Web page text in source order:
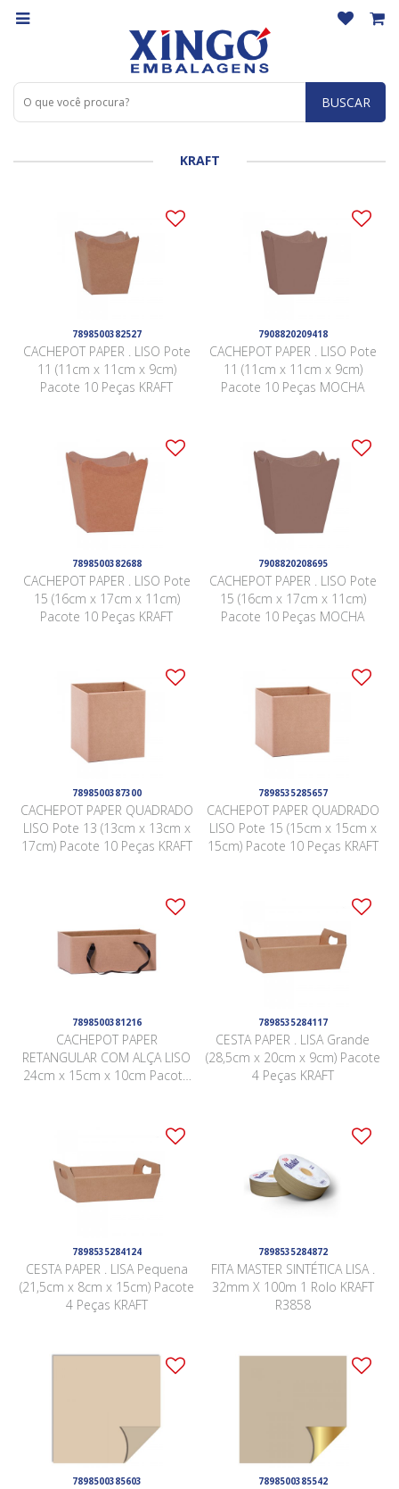
BUSCAR
KRAFT
7898500382527
CACHEPOT PAPER . LISO Pote
11 (11cm x 11cm x 9cm)
Pacote 10 Peças KRAFT
7908820209418
CACHEPOT PAPER . LISO Pote
11 (11cm x 11cm x 9cm)
Pacote 10 Peças MOCHA
7898500382688
CACHEPOT PAPER . LISO Pote
15 (16cm x 17cm x 11cm)
Pacote 10 Peças KRAFT
7908820208695
CACHEPOT PAPER . LISO Pote
15 (16cm x 17cm x 11cm)
Pacote 10 Peças MOCHA
7898500387300
CACHEPOT PAPER QUADRADO
LISO Pote 13 (13cm x 13cm x
17cm) Pacote 10 Peças KRAFT
7898535285657
CACHEPOT PAPER QUADRADO
LISO Pote 15 (15cm x 15cm x
15cm) Pacote 10 Peças KRAFT
7898500381216
CACHEPOT PAPER
RETANGULAR COM ALÇA LISO
24cm x 15cm x 10cm Pacote
7898535284117
CESTA PAPER . LISA Grande
(28,5cm x 20cm x 9cm) Pacote
4 Peças KRAFT
7898535284124
CESTA PAPER . LISA Pequena
(21,5cm x 8cm x 15cm) Pacote
4 Peças KRAFT
7898535284872
FITA MASTER SINTÉTICA LISA .
32mm X 100m 1 Rolo KRAFT
R3858
7898500385603 7898500385542